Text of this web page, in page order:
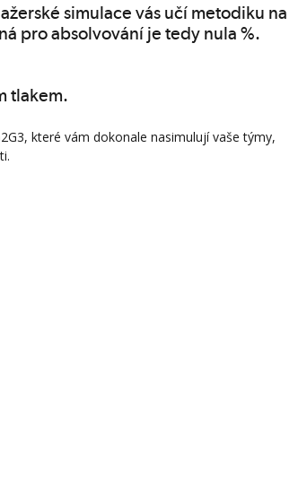
simulace vás učí metodiku na
pro absolvování je tedy nula %.
tlakem.
které vám dokonale nasimulují vaše týmy,